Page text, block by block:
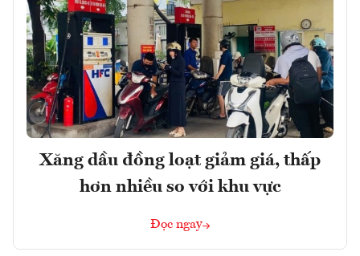
Xăng dầu đồng loạt giảm giá, thấp
hơn nhiều so với khu vực
Đọc ngay